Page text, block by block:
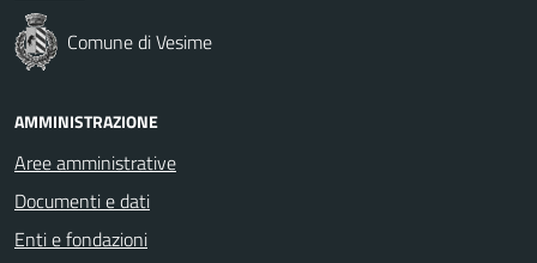
Comune di Vesime
AMMINISTRAZIONE
Aree amministrative
Documenti e dati
Enti e fondazioni